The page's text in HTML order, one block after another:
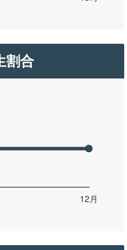
割合